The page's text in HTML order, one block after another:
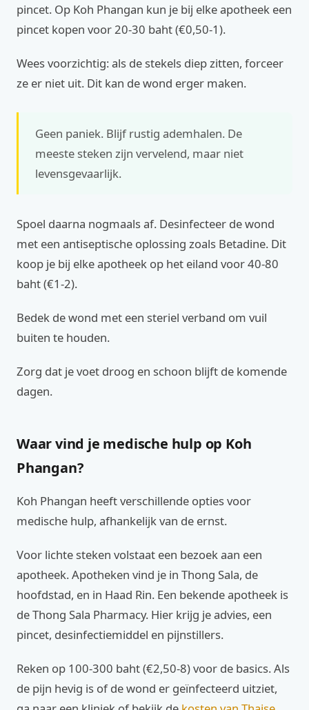
pincet. Op Koh Phangan kun je bij elke apotheek een
pincet kopen voor 20-30 baht (€0,50-1).
Wees voorzichtig: als de stekels diep zitten, forceer
ze er niet uit. Dit kan de wond erger maken.
Geen paniek. Blijf rustig ademhalen. De
meeste steken zijn vervelend, maar niet
levensgevaarlijk.
Spoel daarna nogmaals af. Desinfecteer de wond
met een antiseptische oplossing zoals Betadine. Dit
koop je bij elke apotheek op het eiland voor 40-80
baht (€1-2).
Bedek de wond met een steriel verband om vuil
buiten te houden.
Zorg dat je voet droog en schoon blijft de komende
dagen.
Waar vind je medische hulp op Koh
Phangan?
Koh Phangan heeft verschillende opties voor
medische hulp, afhankelijk van de ernst.
Voor lichte steken volstaat een bezoek aan een
apotheek. Apotheken vind je in Thong Sala, de
hoofdstad, en in Haad Rin. Een bekende apotheek is
de Thong Sala Pharmacy. Hier krijg je advies, een
pincet, desinfectiemiddel en pijnstillers.
Reken op 100-300 baht (€2,50-8) voor de basics. Als
de pijn hevig is of de wond er geïnfecteerd uitziet,